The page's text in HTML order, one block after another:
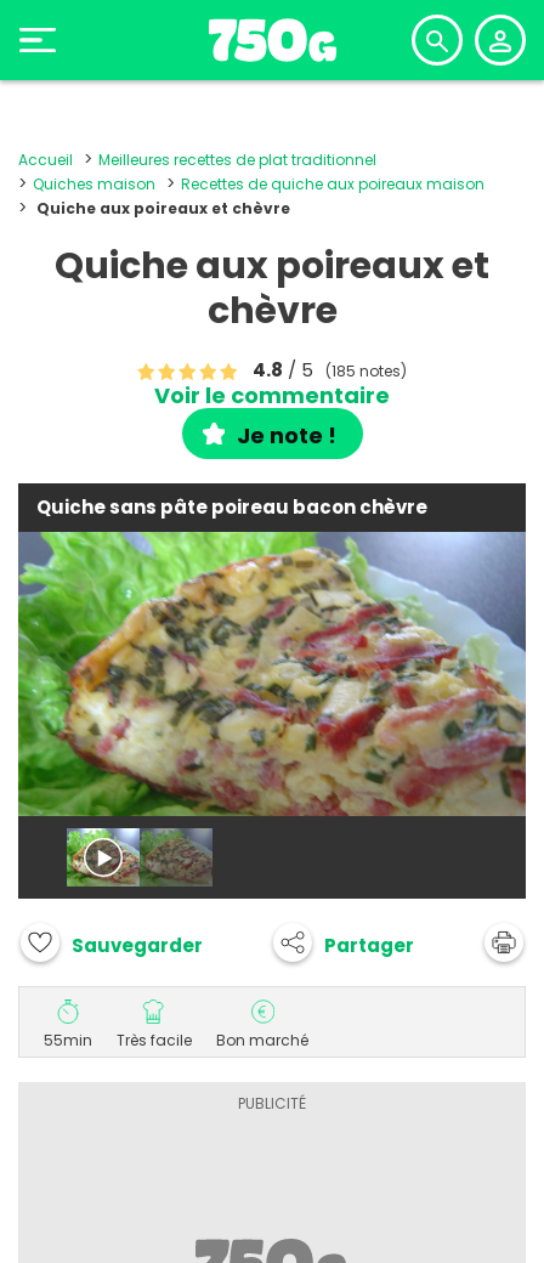
Accueil
Meilleures recettes de plat traditionnel
Quiches maison
Recettes de quiche aux poireaux maison
Quiche aux poireaux et chèvre
Quiche aux poireaux et
chèvre
4.8 / 5 (185 notes)
Voir le commentaire
Je note !
Quiche sans pâte poireau bacon chèvre
Sauvegarder Partager
55min Très facile Bon marché